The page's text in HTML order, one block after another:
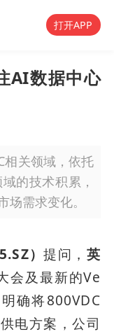
打开APP
AI数据中心
相关领域，依托
的技术积累，
需求变化。
）提问， 英
会及最新的Ve
确将800VDC
电方案，公司